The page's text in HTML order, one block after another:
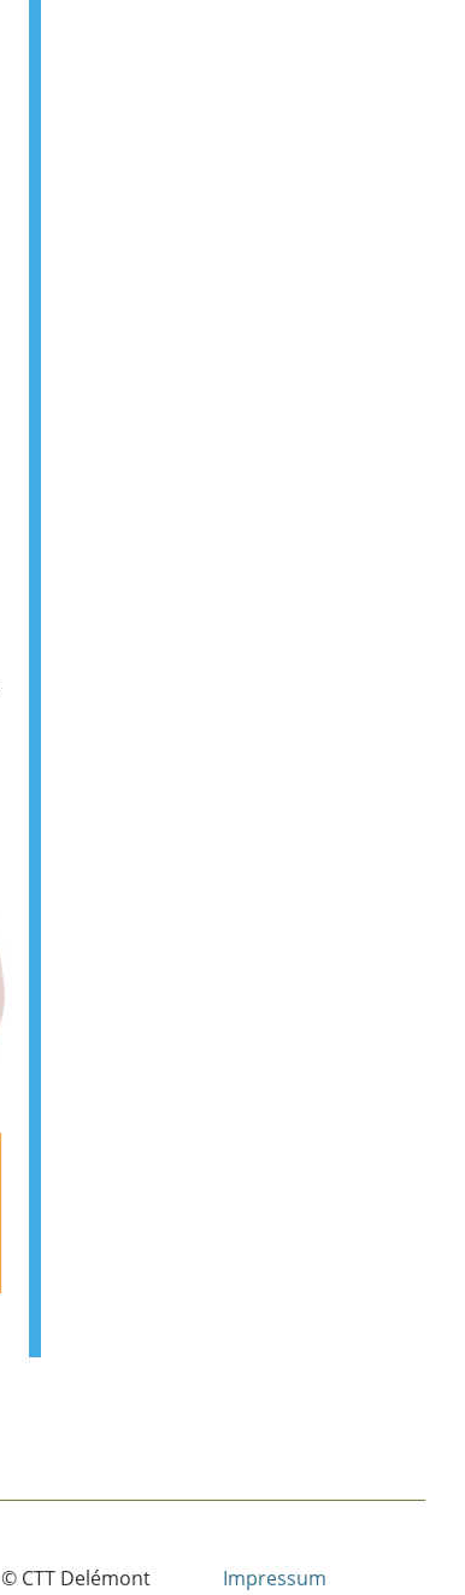
© CTT Delémont Impressum